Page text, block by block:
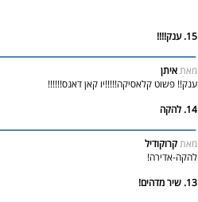
15. ענק!!!!
מאתאיתן
ענק!! פשוט קלאסיקה!!!!!יו קאן דאנס!!!!!!
14. להקה
מאתקרוקודיל
להקה-אדירה!
13. שיר מדהים!